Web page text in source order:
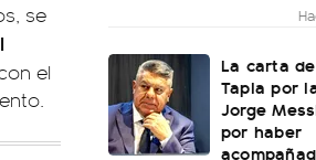
se
el
La carta
Tapia por
Jorge
por haber